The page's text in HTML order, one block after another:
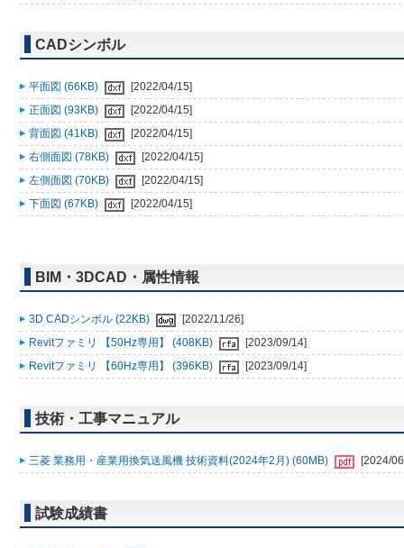
CADシンボル
平面図 (66KB)
[2022/04/15]
正面図 (93KB)
[2022/04/15]
背面図 (41KB)
[2022/04/15]
右側面図 (78KB)
[2022/04/15]
左側面図 (70KB)
[2022/04/15]
下面図 (67KB)
[2022/04/15]
BIM・3DCAD・属性情報
3D CADシンボル (22KB)
[2022/11/26]
Revitファミリ 【50Hz専用】 (408KB)
[2023/09/14]
Revitファミリ 【60Hz専用】 (396KB)
[2023/09/14]
技術・工事マニュアル
三菱 業務用・産業用換気送風機 技術資料(2024年2月) (60MB) [2024/
試験成績書